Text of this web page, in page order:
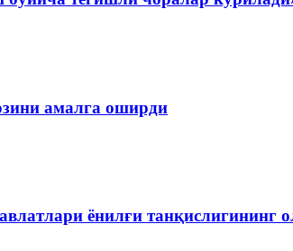
амалга оширди
ёнилғи